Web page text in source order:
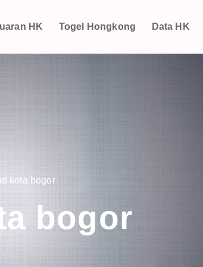
HK Togel Hongkong Data HK
kota bogor
bogor